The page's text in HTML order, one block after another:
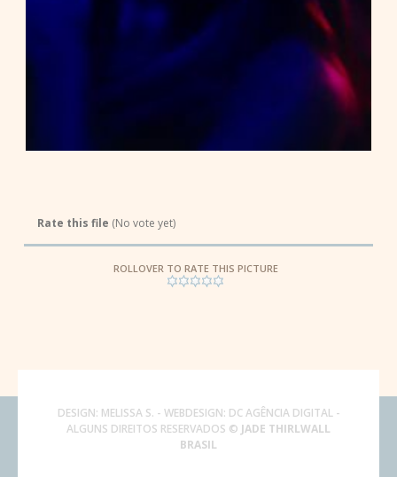
Rate this file (No vote yet)
ROLLOVER TO RATE THIS PICTURE
DESIGN: MELISSA S. - WEBDESIGN: DC AGÊNCIA DIGITAL-
ALGUNS DIREITOS RESERVADOS © JADE THIRLWALL
BRASIL